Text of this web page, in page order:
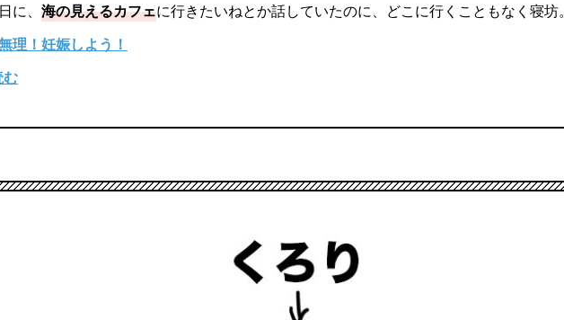
に、 海の見えるカフェに行きたいねとか話していたのに、どこに行くこともなく寝坊。
理！妊娠しよう！
む